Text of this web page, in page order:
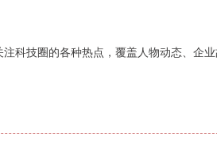
注科技圈的各种热点，覆盖人物动态、企